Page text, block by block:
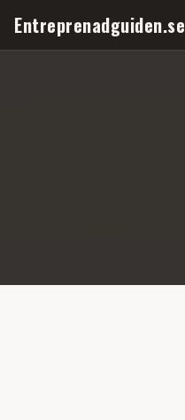
Entreprenadguiden.se